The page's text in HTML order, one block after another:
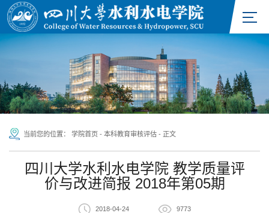
当前您的位置： 学院首页 - 本科教育审核评估 - 正文
四川大学水利水电学院 教学质量评
价与改进简报 2018年第05期
2018-04-24 9773